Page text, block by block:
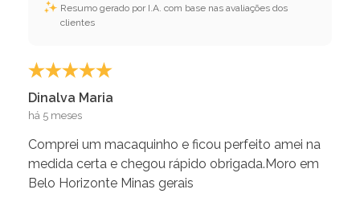
Resumo gerado por I.A. com base nas avaliações dos
clientes
Dinalva Maria
há 5 meses
Comprei um macaquinho e ficou perfeito amei na
medida certa e chegou rápido obrigada.Moro em
Belo Horizonte Minas gerais